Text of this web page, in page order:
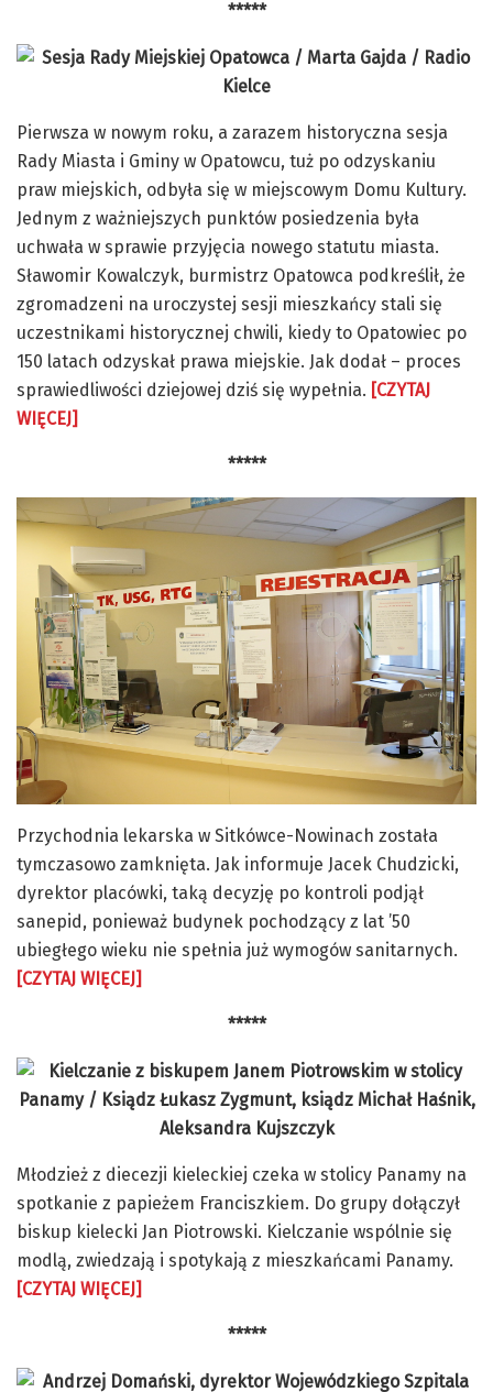
*****
Pierwsza w nowym roku, a zarazem historyczna sesja
Rady Miasta i Gminy w Opatowcu, tuż po odzyskaniu
praw miejskich, odbyła się w miejscowym Domu Kultury.
Jednym z ważniejszych punktów posiedzenia była
uchwała w sprawie przyjęcia nowego statutu miasta.
Sławomir Kowalczyk, burmistrz Opatowca podkreślił, że
zgromadzeni na uroczystej sesji mieszkańcy stali się
uczestnikami historycznej chwili, kiedy to Opatowiec po
150 latach odzyskał prawa miejskie. Jak dodał – proces
sprawiedliwości dziejowej dziś się wypełnia. [CZYTAJ
WIĘCEJ]
*****
Przychodnia lekarska w Sitkówce-Nowinach została
tymczasowo zamknięta. Jak informuje Jacek Chudzicki,
dyrektor placówki, taką decyzję po kontroli podjął
sanepid, ponieważ budynek pochodzący z lat ’50
ubiegłego wieku nie spełnia już wymogów sanitarnych.
[CZYTAJ WIĘCEJ]
*****
Młodzież z diecezji kieleckiej czeka w stolicy Panamy na
spotkanie z papieżem Franciszkiem. Do grupy dołączył
biskup kielecki Jan Piotrowski. Kielczanie wspólnie się
modlą, zwiedzają i spotykają z mieszkańcami Panamy.
[CZYTAJ WIĘCEJ]
*****